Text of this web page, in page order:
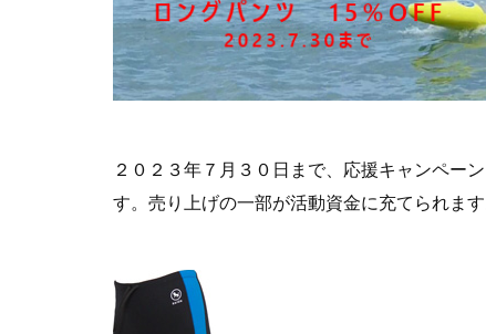
２０２３年７月３０日まで、応援キャンペー
す。売り上げの一部が活動資金に充てられます